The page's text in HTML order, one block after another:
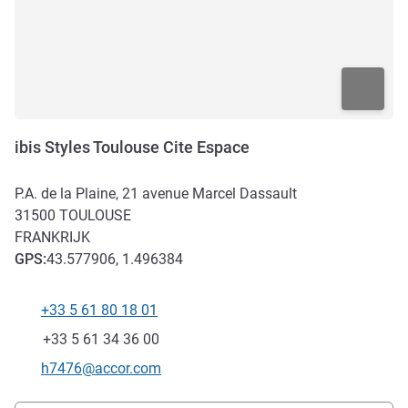
ibis Styles Toulouse Cite Espace
P.A. de la Plaine, 21 avenue Marcel Dassault
31500 TOULOUSE
FRANKRIJK
GPS:43.577906, 1.496384
Telefoon
+33 5 61 80 18 01
Fax
+33 5 61 34 36 00
E-mailadres voor contact
h7476@accor.com